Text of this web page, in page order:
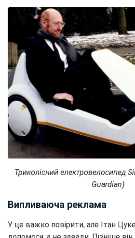
Триколісний електровелосипед
Guardian)
Випливаюча реклама
У це важко повірити, але Ітан